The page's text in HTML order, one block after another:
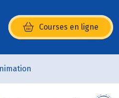
Courses en ligne
(s’ouvre dans une nouvelle